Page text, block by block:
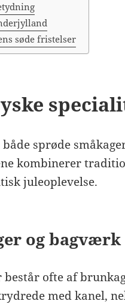
søde fristelser
sprøde
kombinerer
juleoplevelse.
og bagværk
består ofte af
med kanel,